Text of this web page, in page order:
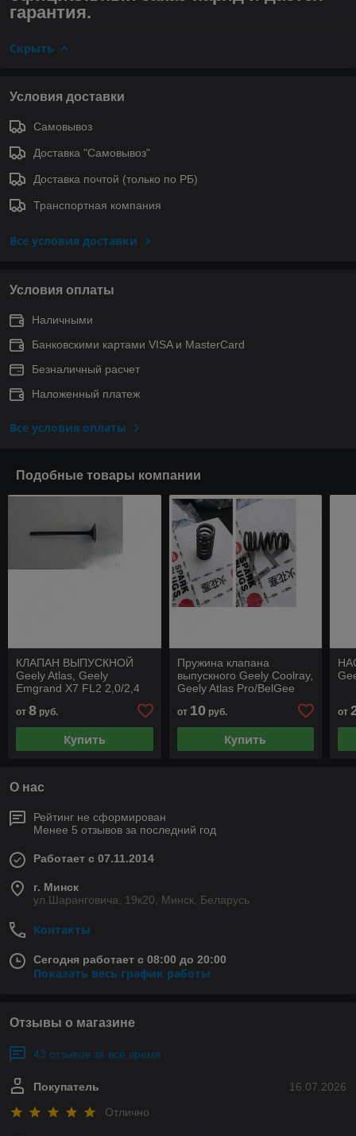
гарантия.
Скрыть
Условия доставки
Самовывоз
Доставка "Самовывоз"
Доставка почтой (только по РБ)
Транспортная компания
Все условия доставки
Условия оплаты
Наличными
Банковскими картами VISA и MasterCard
Безналичный расчет
Наложенный платеж
Все условия оплаты
Подобные товары компании
КЛАПАН ВЫПУСКНОЙ
Geely Atlas, Geely
Emgrand X7 FL2 2,0/2,4
от 8 руб.
Купить
Пружина клапана
выпускного Geely Coolray,
Geely Atlas Pro/BelGee
от 10руб.
Купить
от
О нас
Рейтинг не сформирован
Менее 5 отзывов за последний год
Работает с 07.11.2014
г. Минск
ул.Шаранговича, 19к20, Минск, Беларусь
Контакты
Сегодня работает с 08:00 до 20:00
Показать весь график работы
Отзывы о магазине
43 отзывов за всё время
16.07.2026
Покупатель
Отлично